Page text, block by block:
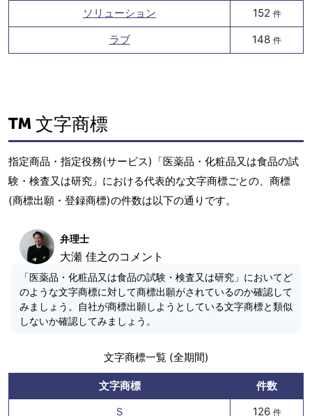
ソリューション 152 件
ラブ 148 件
文字商標
指定商品・指定役務(サービス)「医薬品・化粧品又は食品の試
験・検査又は研究」における代表的な文字商標ごとの、商標
(商標出願・登録商標)の件数は以下の通りです。
弁理士
大瀬 佳之のコメント
「医薬品・化粧品又は食品の試験・検査又は研究」においてど
のような文字商標に対して商標出願がされているのか確認して
みましょう。自社が商標出願しようとしている文字商標と類似
しないか確認してみましょう。
文字商標一覧 (全期間)
文字商標
件数
Ｓ
126 件